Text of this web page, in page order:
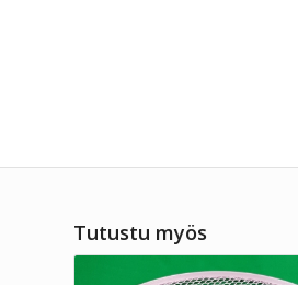
Tutustu myös